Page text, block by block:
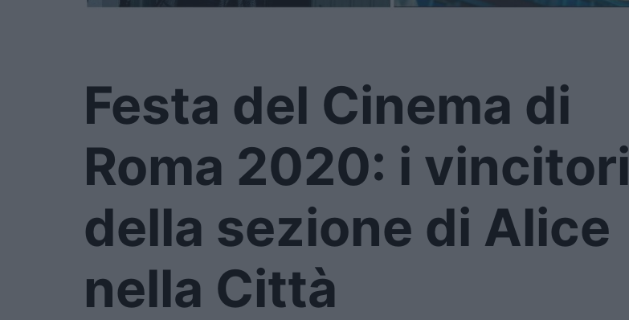
Festa del Cinema di
Roma 2020: i vincitori
della sezione di Alice
nella Città